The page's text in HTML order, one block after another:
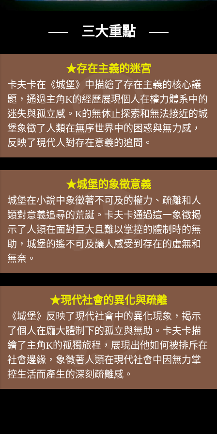
── 三大重點 ──
★存在主義的迷宮
卡夫卡在《城堡》中描繪了存在主義的核心議
題，通過主角K的經歷展現個人在權力體系中的
迷失與孤立感。K的無休止探索和無法接近的城
堡象徵了人類在無序世界中的困惑與無力感，
反映了現代人對存在意義的追問。
★城堡的象徵意義
城堡在小說中象徵著不可及的權力、疏離和人
類對意義追尋的荒誕。卡夫卡通過這一象徵揭
示了人類在面對巨大且難以掌控的體制時的無
助，城堡的遙不可及讓人感受到存在的虛無和
無奈。
★現代社會的異化與疏離
《城堡》反映了現代社會中的異化現象，揭示
了個人在龐大體制下的孤立與無助。卡夫卡描
繪了主角K的孤獨旅程，展現出他如何被排斥在
社會邊緣，象徵著人類在現代社會中因無力掌
控生活而產生的深刻疏離感。